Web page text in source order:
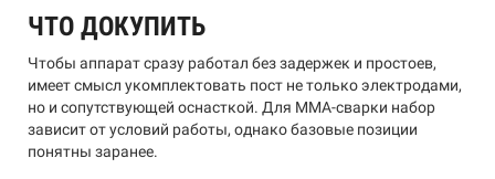
ЧТО ДОКУПИТЬ
Чтобы аппарат сразу работал без задержек и простоев,
имеет смысл укомплектовать пост не только электродами,
но и сопутствующей оснасткой. Для MMA-сварки набор
зависит от условий работы, однако базовые позиции
понятны заранее.